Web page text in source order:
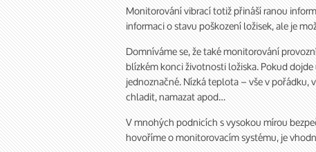
Monitorování vibrací totiž přináší ranou
informaci o stavu poškození ložisek, ale je
Domníváme se, že také monitorování
blízkém konci životnosti ložiska. Pokud
jednoznačné. Nízká teplota – vše v
chladit, namazat apod…
V mnohých podnicích s vysokou mírou
hovoříme o monitorovacím systému, je